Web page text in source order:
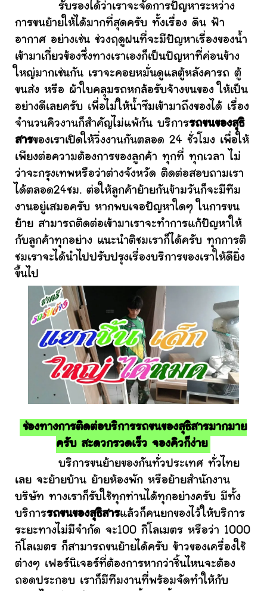
รับรองได้ว่าเราจะจัดการปัญหาระหว่าง
การขนย้ายให้ได้มากที่สุดครับ ทั้งเรื่อง ดิน ฟ้า
อากาศ อย่างเช่น ช่วงฤดูฝนที่จะมีปัญหาเรื่องของน้ำ
เข้ามาเกี่ยวข้องซึ่งทางเราเองก็เป็นปัญหาที่ค่อนข้าง
ใหญ่มากเช่นกัน เราจะคอยหมั่นดูแลตู้หลังคารถ ตู้
ขนส่ง หรือ ผ้าใบคลุมรถหกล้อรับจ้างขนของ ให้เป็น
อย่างดีเลยครับ เพื่อไม่ให้น้ำซึมเข้ามาถึงของได้ เรื่อง
จำนวนคิวงานก็สำคัญไม่แพ้กัน บริการรถขนของสุธิ
สารของเราเปิดให้วิ่งงานกันตลอด 24 ชั่วโมง เพื่อให้
เพียงต่อความต้องการของลูกค้า ทุกที่ ทุกเวลา ไม่
ว่าจะกรุงเทพหรือว่าต่างจังหวัด ติดต่อสอบถามเรา
ได้ตลอด24ชม. ต่อให้ลูกค้าย้ายกันข้ามวันก็จะมีทีม
งานอยู่เสมอครับ หากพบเจอปัญหาใดๆ ในการขน
ย้าย สามารถติดต่อเข้ามาเราจะทำการแก้ปัญหาให้
กับลูกค้าทุกอย่าง แนะนำติชมเราก็ได้ครับ ทุกการติ
ชมเราจะได้นำไปปรับปรุงเรื่องบริการของเราให้ดียิ่ง
ขึ้นไป
ช่องทางการติดต่อบริการรถขนของสุธิสารมากมาย
ครับ สะดวกรวดเร็ว จองคิวก็ง่าย
บริการขนย้ายของกันทั่วประเทศ ทั่วไทย
เลย จะย้ายบ้าน ย้ายห้องพัก หรือย้ายสำนักงาน
บริษัท ทางเราก็รับใช้ทุกท่านได้ทุกอย่างครับ มีทั้ง
บริการรถขนของสุธิสารแล้วก็คนยกของไว้ให้บริการ
ระยะทางไม่มีจำกัด จะ100 กิโลเมตร หรือว่า 1000
กิโลเมตร ก็สามารถขนย้ายได้ครับ ข้าวของเครื่องใช้
ต่างๆ เฟอร์นิเจอร์ที่ต้องการหากว่าชิ้นไหนจะต้อง
ถอดประกอบ เราก็มีทีมงานที่พร้อมจัดทำให้กับ